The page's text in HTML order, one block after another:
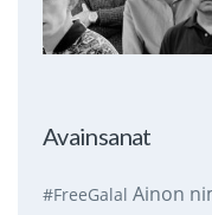
Avainsanat
#FreeGalal Ainon